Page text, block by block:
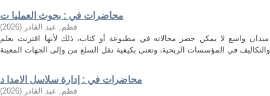
محاضرات في : بحوث العمليا ت
فطم, عبد القادر (
2026
)
واسع لا يمكن حصر مجالاته في مطبوعة أو كتاب، ذلك لأنها اقترنت بعلم
محاضرات في : إدارة سلاسل الامدا د
فطم, عبد القادر (
2026
)